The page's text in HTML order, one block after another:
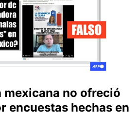
mexicana no ofreció
encuestas hechas en